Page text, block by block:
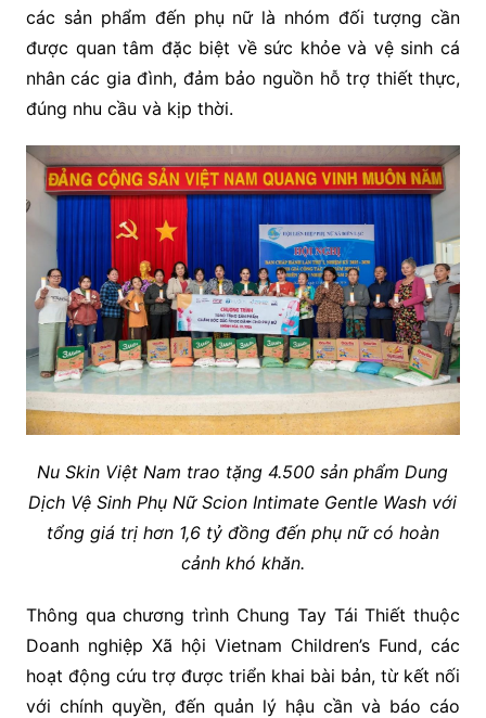
các sản phẩm đến phụ nữ là nhóm đối tượng cần
được quan tâm đặc biệt về sức khỏe và vệ sinh cá
nhân các gia đình, đảm bảo nguồn hỗ trợ thiết thực,
đúng nhu cầu và kịp thời.
Nu Skin Việt Nam trao tặng 4.500 sản phẩm Dung
Dịch Vệ Sinh Phụ Nữ Scion Intimate Gentle Wash với
tổng giá trị hơn 1,6 tỷ đồng đến phụ nữ có hoàn
cảnh khó khăn.
Thông qua chương trình Chung Tay Tái Thiết thuộc
Doanh nghiệp Xã hội Vietnam Children’s Fund, các
hoạt động cứu trợ được triển khai bài bản, từ kết nối
với chính quyền, đến quản lý hậu cần và báo cáo